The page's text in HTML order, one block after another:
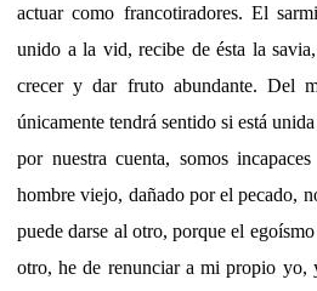
actuar como francotiradores. El
unido a la vid, recibe de ésta la
crecer y dar fruto abundante. Del
únicamente tendrá sentido si está
por nuestra cuenta, somos
hombre viejo, dañado por el pecado,
puede darse al otro, porque el
otro, he de renunciar a mi propio yo,